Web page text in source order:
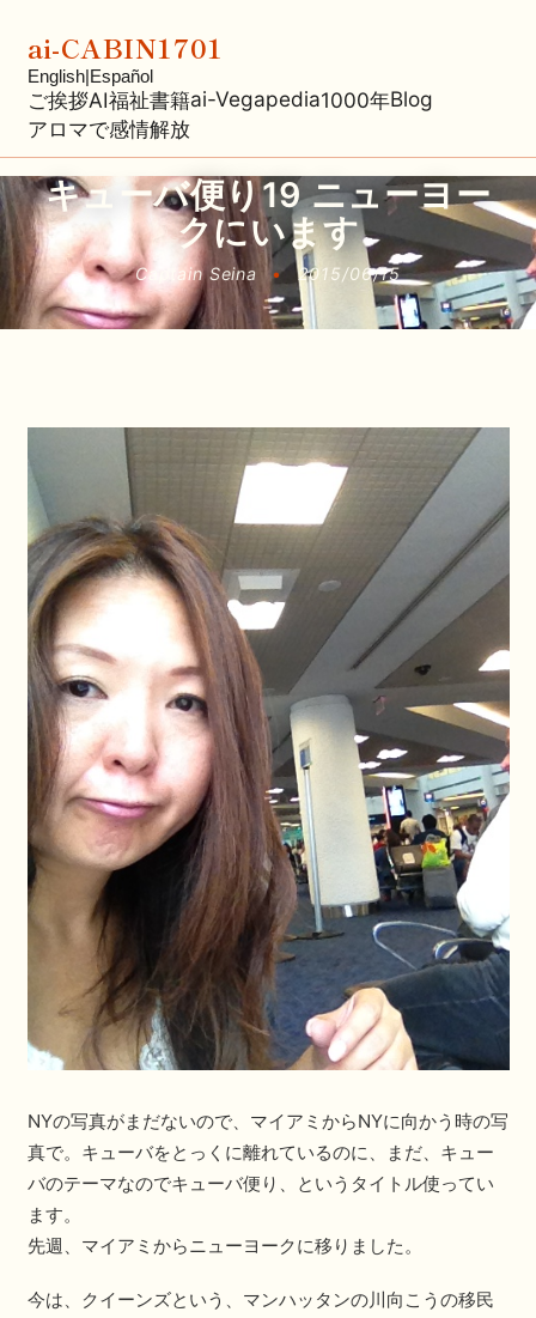
ai-CABIN1701
English|Español
ご挨拶AI福祉書籍ai-Vegapedia1000年Blog
アロマで感情解放
キューバ便り19 ニューヨー
クにいます
Captain Seina • 2015/06/15
NYの写真がまだないので、マイアミからNYに向かう時の写
真で。キューバをとっくに離れているのに、まだ、キュー
バのテーマなのでキューバ便り、というタイトル使ってい
ます。
先週、マイアミからニューヨークに移りました。
今は、クイーンズという、マンハッタンの川向こうの移民